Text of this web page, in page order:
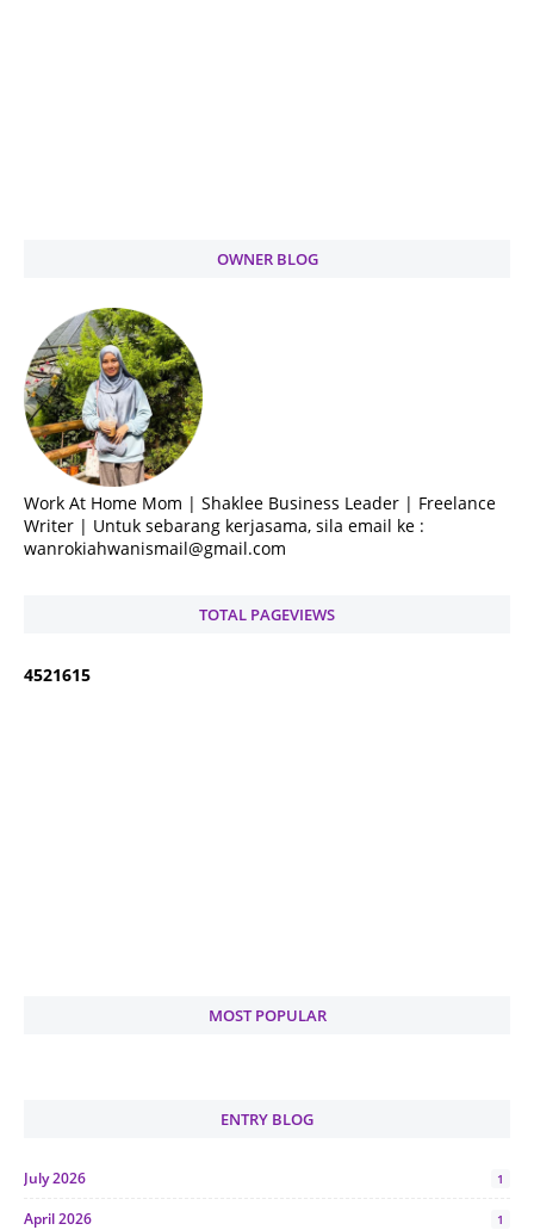
OWNER BLOG
Work At Home Mom | Shaklee Business Leader | Freelance
Writer | Untuk sebarang kerjasama, sila email ke :
wanrokiahwanismail@gmail.com
TOTAL PAGEVIEWS
4521615
MOST POPULAR
ENTRY BLOG
July 2026 1
April 2026 1